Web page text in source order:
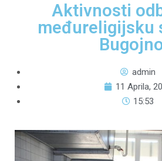
Aktivnosti
međureligijsku
admin
11 Aprila,
15:53